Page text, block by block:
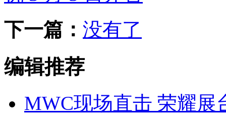
下一篇： 没有了
编辑推荐
MWC现场直击 荣耀展